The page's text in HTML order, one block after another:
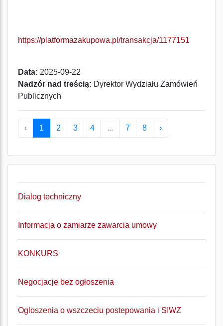
https://platformazakupowa.pl/transakcja/1177151
Data: 2025-09-22
Nadzór nad treścią: Dyrektor Wydziału Zamówień
Publicznych
‹ 1 2 3 4 ... 7 8 ›
Dialog techniczny
Informacja o zamiarze zawarcia umowy
KONKURS
Negocjacje bez ogłoszenia
Ogloszenia o wszczeciu postepowania i SIWZ